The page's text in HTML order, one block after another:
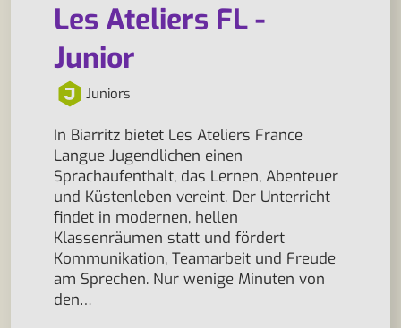
Les Ateliers FL -
Junior
Juniors
In Biarritz bietet Les Ateliers France
Langue Jugendlichen einen
Sprachaufenthalt, das Lernen, Abenteuer
und Küstenleben vereint. Der Unterricht
findet in modernen, hellen
Klassenräumen statt und fördert
Kommunikation, Teamarbeit und Freude
am Sprechen. Nur wenige Minuten von
den…